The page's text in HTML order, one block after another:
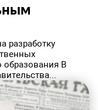
разработку
образования В